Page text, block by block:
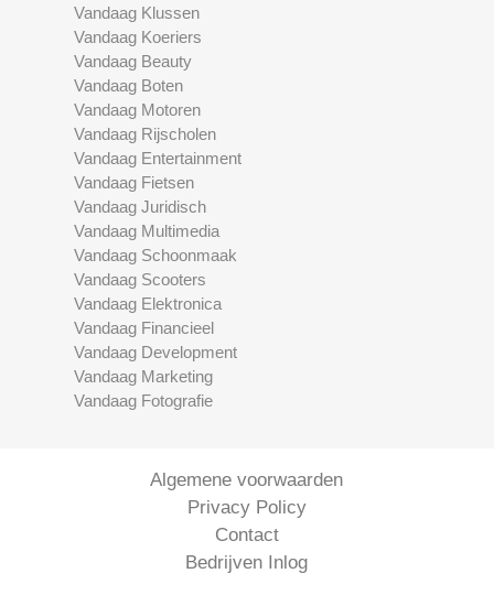
Vandaag Klussen
Vandaag Koeriers
Vandaag Beauty
Vandaag Boten
Vandaag Motoren
Vandaag Rijscholen
Vandaag Entertainment
Vandaag Fietsen
Vandaag Juridisch
Vandaag Multimedia
Vandaag Schoonmaak
Vandaag Scooters
Vandaag Elektronica
Vandaag Financieel
Vandaag Development
Vandaag Marketing
Vandaag Fotografie
Algemene voorwaarden
Privacy Policy
Contact
Bedrijven Inlog